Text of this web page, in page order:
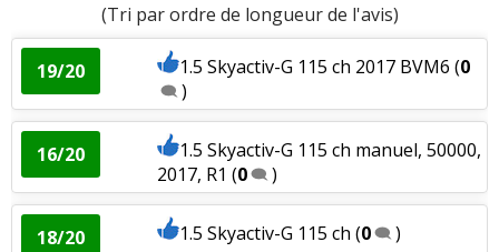
1.5 Skyactiv-G 90 ch BAM 5 vit., 60.000
kms,(0)
17/20
1.5 Skyactiv-G 90 ch boite manuelle,
46.000 k(5)
16/20
1.5 Skyactiv-G 90 ch BVM 5; 10000 km;
Dynamiq(0)
(Tri par ordre de longueur de l'avis)
19/20 1.5 Skyactiv-G 115 ch 2017 BVM6 (0
)
16/20
1.5 Skyactiv-G 115 ch manuel, 50000,
2017, R1 (0 )
18/20 1.5 Skyactiv-G 115 ch (0 )